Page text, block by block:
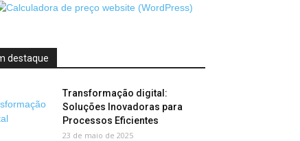
destaque
Transformação digital:
Soluções Inovadoras para
Processos Eficientes
23 de maio de 2025